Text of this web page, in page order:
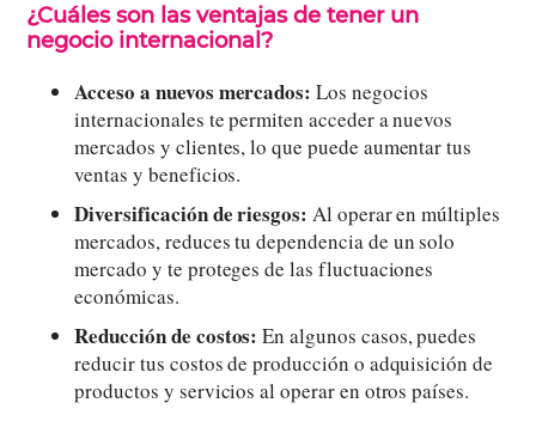
¿Cuáles son las ventajas de tener un
negocio internacional?
Acceso a nuevos mercados: Los negocios
internacionales te permiten acceder a nuevos
mercados y clientes, lo que puede aumentar tus
ventas y beneficios.
Diversificación de riesgos: Al operar en múltiples
mercados, reduces tu dependencia de un solo
mercado y te proteges de las fluctuaciones
económicas.
Reducción de costos: En algunos casos, puedes
reducir tus costos de producción o adquisición de
productos y servicios al operar en otros países.